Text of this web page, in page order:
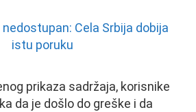
prikaza sadržaja, korisnike
da je došlo do greške i da